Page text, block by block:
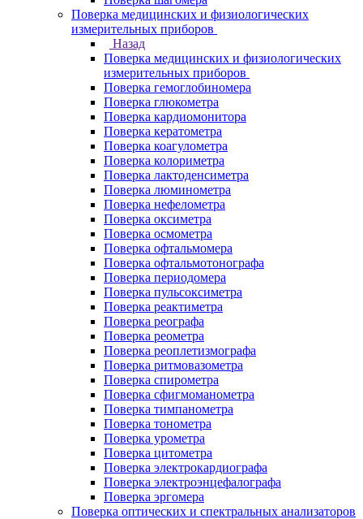
Поверка медицинских и физиологических
измерительных приборов
Назад
Поверка медицинских и физиологических
измерительных приборов
Поверка гемоглобиномера
Поверка глюкометра
Поверка кардиомонитора
Поверка кератометра
Поверка коагулометра
Поверка колориметра
Поверка лактоденсиметра
Поверка люминометра
Поверка нефелометра
Поверка оксиметра
Поверка осмометра
Поверка офтальмомера
Поверка офтальмотонографа
Поверка периодомера
Поверка пульсоксиметра
Поверка реактиметра
Поверка реографа
Поверка реометра
Поверка реоплетизмографа
Поверка ритмовазометра
Поверка спирометра
Поверка сфигмоманометра
Поверка тимпанометра
Поверка тонометра
Поверка урометра
Поверка цитометра
Поверка электрокардиографа
Поверка электроэнцефалографа
Поверка эргомера
Поверка оптических и спектральных анализаторов